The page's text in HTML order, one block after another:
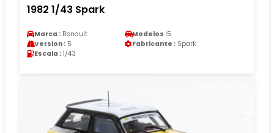
1982 1/43 Spark
Marca : Renault Modelos :5
Version : 5 Fabricante : Spark
Escala : 1/43